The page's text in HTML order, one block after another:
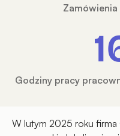
Zamówienia
Godziny pracy
W lutym 2025 roku firma